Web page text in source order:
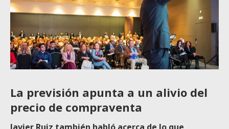
La previsión apunta a un alivio del
precio de compraventa